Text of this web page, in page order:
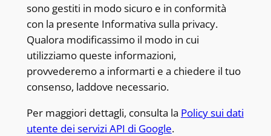
sono gestiti in modo sicuro e in conformità
con la presente Informativa sulla privacy.
Qualora modificassimo il modo in cui
utilizziamo queste informazioni,
provvederemo a informarti e a chiedere il tuo
consenso, laddove necessario.
Per maggiori dettagli, consulta la Policy sui dati
utente dei servizi API di Google.